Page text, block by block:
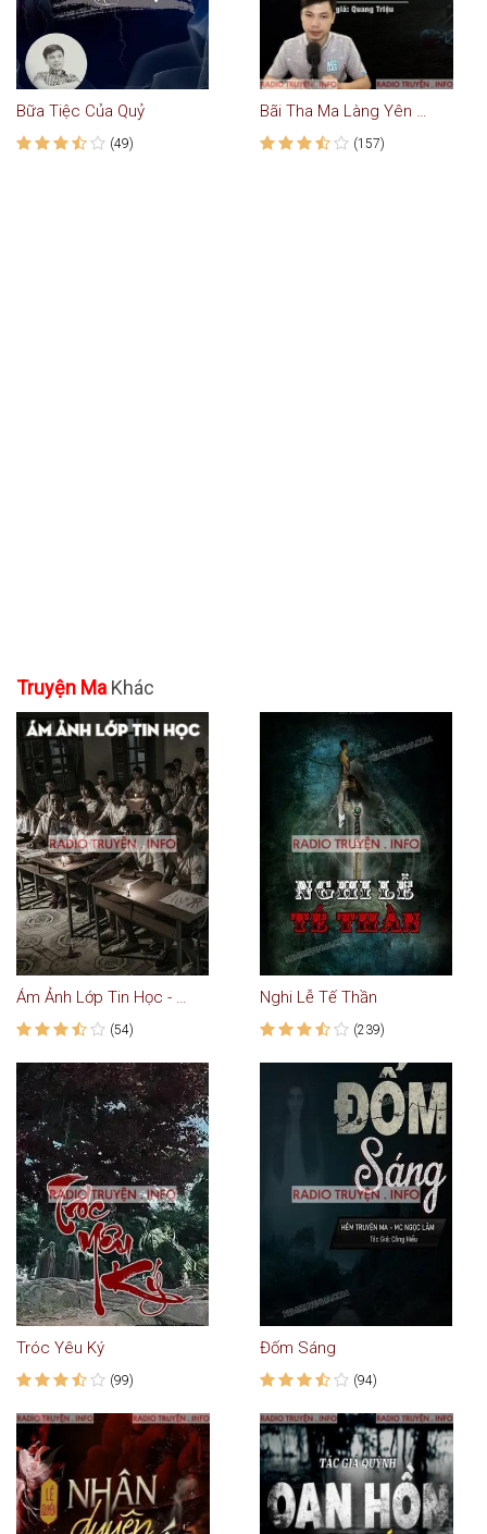
Bữa Tiệc Của Quỷ
(49)
Bãi Tha Ma Làng Yên Bình
(157)
Truyện Ma Khác
Ám Ảnh Lớp Tin Học - Truyện Ma
(54)
Nghi Lễ Tế Thần
(239)
Tróc Yêu Ký
(99)
Đốm Sáng
(94)